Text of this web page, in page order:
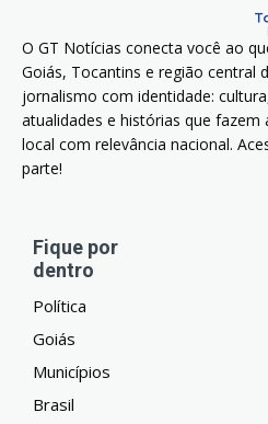
O GT Notícias conecta você ao
Goiás, Tocantins e região central
jornalismo com identidade:
atualidades e histórias que fazem
local com relevância nacional.
parte!
Fique por
dentro
Política
Goiás
Municípios
Brasil